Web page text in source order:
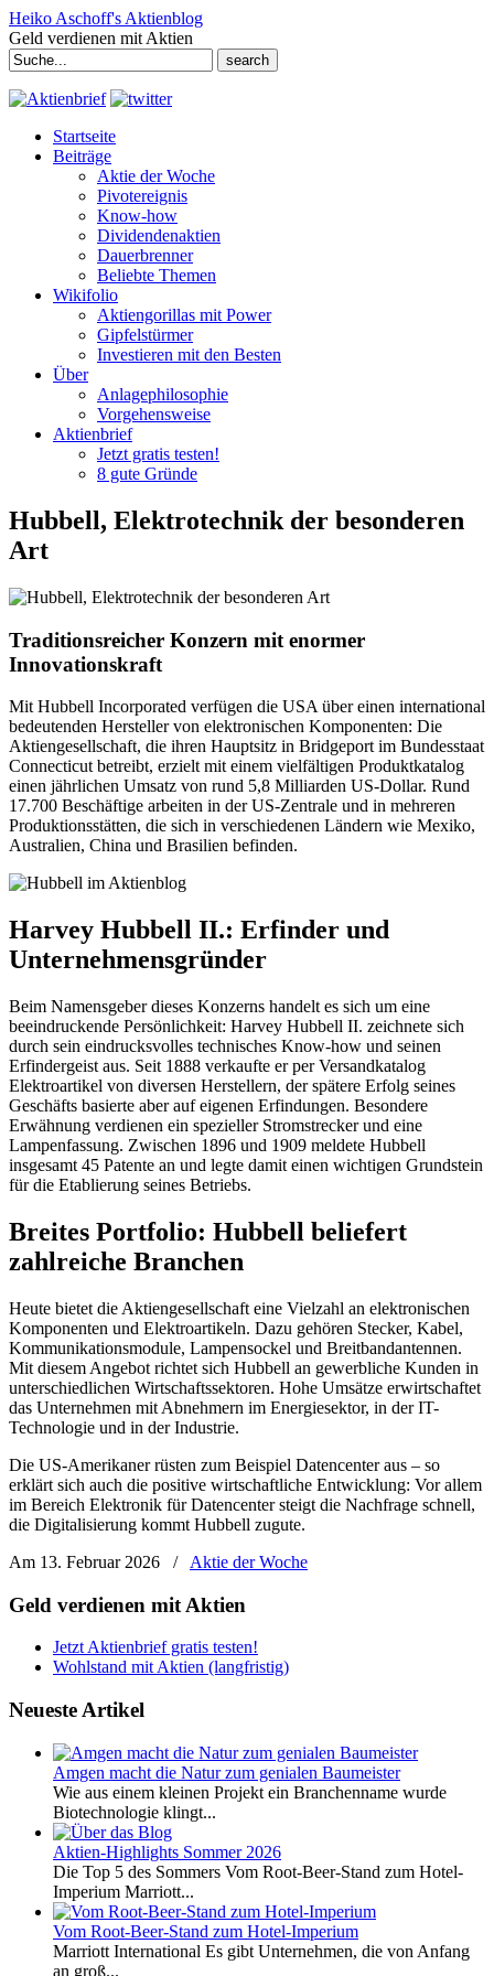
Heiko Aschoff's Aktienblog
Geld verdienen mit Aktien
Search
for:
Startseite
Beiträge
Aktie der Woche
Pivotereignis
Know-how
Dividendenaktien
Dauerbrenner
Beliebte Themen
Wikifolio
Aktiengorillas mit Power
Gipfelstürmer
Investieren mit den Besten
Über
Anlagephilosophie
Vorgehensweise
Aktienbrief
Jetzt gratis testen!
8 gute Gründe
Hubbell, Elektrotechnik der besonderen
Art
Traditionsreicher Konzern mit enormer
Innovationskraft
Mit Hubbell Incorporated verfügen die USA über einen international
bedeutenden Hersteller von elektronischen Komponenten: Die
Aktiengesellschaft, die ihren Hauptsitz in Bridgeport im Bundesstaat
Connecticut betreibt, erzielt mit einem vielfältigen Produktkatalog
einen jährlichen Umsatz von rund 5,8 Milliarden US-Dollar. Rund
17.700 Beschäftige arbeiten in der US-Zentrale und in mehreren
Produktionsstätten, die sich in verschiedenen Ländern wie Mexiko,
Australien, China und Brasilien befinden.
Harvey Hubbell II.: Erfinder und
Unternehmensgründer
Beim Namensgeber dieses Konzerns handelt es sich um eine
beeindruckende Persönlichkeit: Harvey Hubbell II. zeichnete sich
durch sein eindrucksvolles technisches Know-how und seinen
Erfindergeist aus. Seit 1888 verkaufte er per Versandkatalog
Elektroartikel von diversen Herstellern, der spätere Erfolg seines
Geschäfts basierte aber auf eigenen Erfindungen. Besondere
Erwähnung verdienen ein spezieller Stromstrecker und eine
Lampenfassung. Zwischen 1896 und 1909 meldete Hubbell
insgesamt 45 Patente an und legte damit einen wichtigen Grundstein
für die Etablierung seines Betriebs.
Breites Portfolio: Hubbell beliefert
zahlreiche Branchen
Heute bietet die Aktiengesellschaft eine Vielzahl an elektronischen
Komponenten und Elektroartikeln. Dazu gehören Stecker, Kabel,
Kommunikationsmodule, Lampensockel und Breitbandantennen.
Mit diesem Angebot richtet sich Hubbell an gewerbliche Kunden in
unterschiedlichen Wirtschaftssektoren. Hohe Umsätze erwirtschaftet
das Unternehmen mit Abnehmern im Energiesektor, in der IT-
Technologie und in der Industrie.
Die US-Amerikaner rüsten zum Beispiel Datencenter aus – so
erklärt sich auch die positive wirtschaftliche Entwicklung: Vor allem
im Bereich Elektronik für Datencenter steigt die Nachfrage schnell,
die Digitalisierung kommt Hubbell zugute.
Am 13. Februar 2026
/ Aktie der Woche
Geld verdienen mit Aktien
Jetzt Aktienbrief gratis testen!
Wohlstand mit Aktien (langfristig)
Neueste Artikel
Amgen macht die Natur zum genialen Baumeister
Wie aus einem kleinen Projekt ein Branchenname wurde
Biotechnologie klingt...
Aktien-Highlights Sommer 2026
Die Top 5 des Sommers Vom Root-Beer-Stand zum Hotel-
Imperium Marriott...
Vom Root-Beer-Stand zum Hotel-Imperium
Marriott International Es gibt Unternehmen, die von Anfang
an groß...